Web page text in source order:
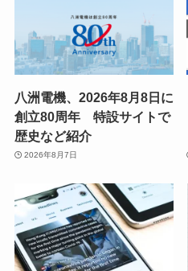
八洲電機、2026年8月8日に
創立80周年 特設サイトで
歴史など紹介
2026年8月7日